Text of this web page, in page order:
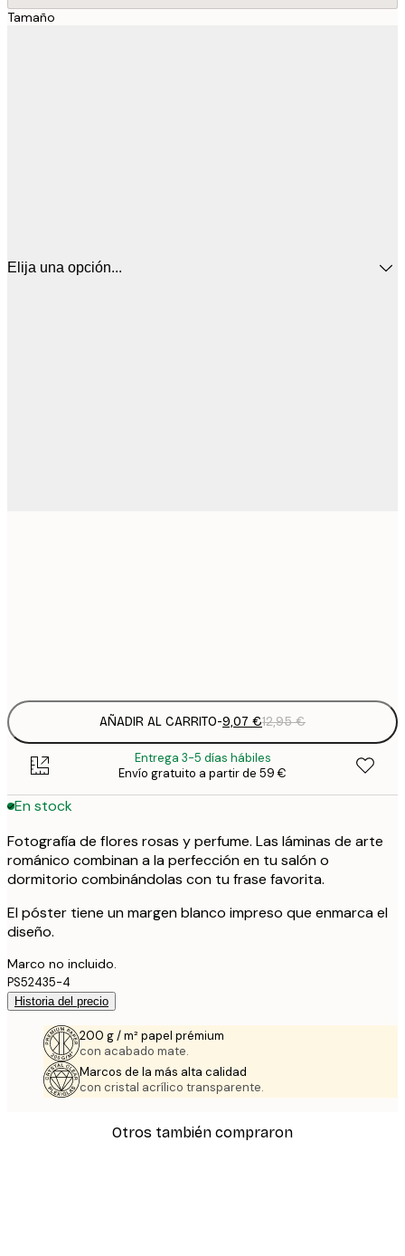
Tamaño
Elija una opción...
AÑADIR AL CARRITO-9,07 €12,95 €
Entrega 3-5 días hábiles
Envío gratuito a partir de 59 €
En stock
Fotografía de flores rosas y perfume. Las láminas de arte
románico combinan a la perfección en tu salón o
dormitorio combinándolas con tu frase favorita.
El póster tiene un margen blanco impreso que enmarca el
diseño.
Marco no incluido.
PS52435-4
Historia del precio
200 g / m² papel prémium
con acabado mate.
Marcos de la más alta calidad
con cristal acrílico transparente.
Otros también compraron